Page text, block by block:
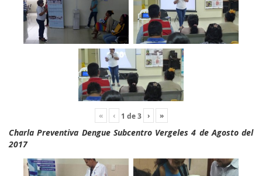
« ‹ 1 de3 › »
Charla Preventiva Dengue Subcentro Vergeles 4 de Agosto del
2017